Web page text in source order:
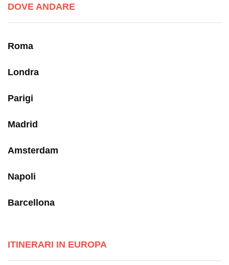
DOVE ANDARE
Roma
Londra
Parigi
Madrid
Amsterdam
Napoli
Barcellona
ITINERARI IN EUROPA